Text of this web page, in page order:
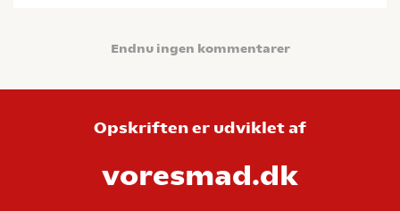
Endnu ingen kommentarer
Opskriften er udviklet af
voresmad.dk